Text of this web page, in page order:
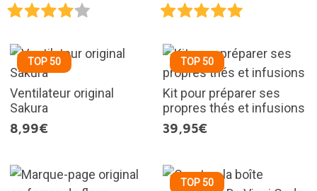
TOP 50
Ventilateur original
Sakura
8,99€
TOP 50
Kit pour préparer ses
propres thés et infusions
39,95€
TOP 50